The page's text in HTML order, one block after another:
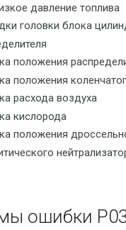
давление топлива
головки блока
положения
положения
расхода воздуха
кислорода
положения
ошибки